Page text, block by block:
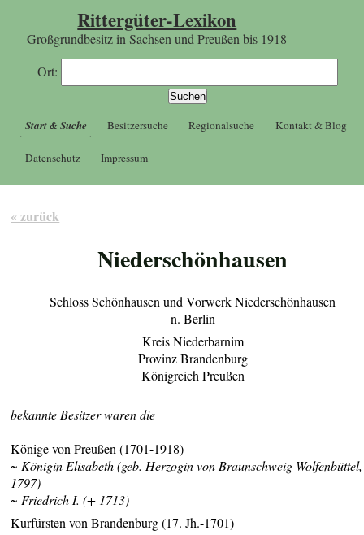
Rittergüter-Lexikon
Großgrundbesitz in Sachsen und Preußen bis 1918
Ort:
Start & Suche Besitzersuche Regionalsuche Kontakt & Blog
Datenschutz Impressum
« zurück
Niederschönhausen
Schloss Schönhausen und Vorwerk Niederschönhausen
n. Berlin
Kreis Niederbarnim
Provinz Brandenburg
Königreich Preußen
bekannte Besitzer waren die
Könige von Preußen (1701-1918)
~ Königin Elisabeth (geb. Herzogin von Braunschweig-
1797)
~ Friedrich I. (+ 1713)
Kurfürsten von Brandenburg (17. Jh.-1701)